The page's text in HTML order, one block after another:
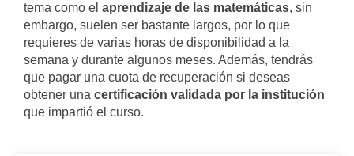
tema como el aprendizaje de las matemáticas, sin
embargo, suelen ser bastante largos, por lo que
requieres de varias horas de disponibilidad a la
semana y durante algunos meses. Además, tendrás
que pagar una cuota de recuperación si deseas
obtener una certificación validada por la institución
que impartió el curso.